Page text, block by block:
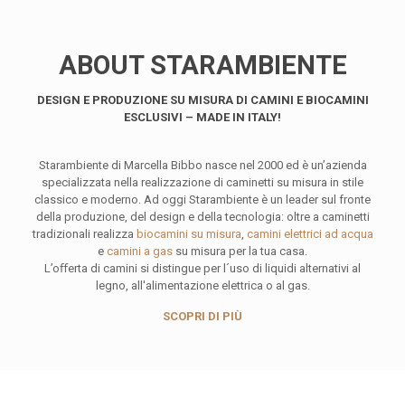
ABOUT STARAMBIENTE
DESIGN E PRODUZIONE SU MISURA DI CAMINI E BIOCAMINI
ESCLUSIVI – MADE IN ITALY!
Starambiente di Marcella Bibbo nasce nel 2000 ed è un’azienda
specializzata nella realizzazione di caminetti su misura in stile
classico e moderno. Ad oggi Starambiente è un leader sul fronte
della produzione, del design e della tecnologia: oltre a caminetti
tradizionali realizza biocamini su misura, camini elettrici ad acqua
e camini a gas su misura per la tua casa.
L’oﬀerta di camini si distingue per l´uso di liquidi alternativi al
legno, all'alimentazione elettrica o al gas.
SCOPRI DI PIÙ